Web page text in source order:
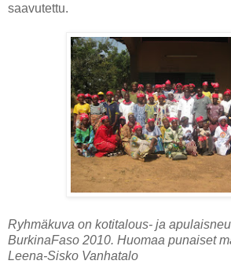
saavutettu.
Ryhmäkuva on kotitalous- ja
BurkinaFaso 2010. Huomaa punaiset
Leena-Sisko Vanhatalo